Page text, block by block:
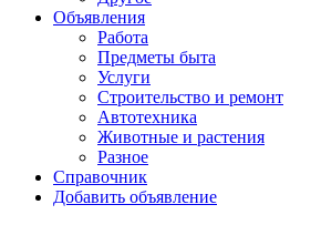
Объявления
Работа
Предметы быта
Услуги
Строительство и ремонт
Автотехника
Животные и растения
Разное
Справочник
Добавить объявление